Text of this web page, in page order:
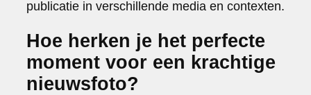
publicatie in verschillende media en contexten.
Hoe herken je het perfecte
moment voor een krachtige
nieuwsfoto?